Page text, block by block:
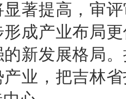
显著提高，审
成产业布局
的新发展格局
产业，把吉林